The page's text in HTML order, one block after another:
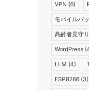
VPN (6)
モバイルバ
高齢者見守り
WordPress
LLM (4)
ESP8266 (3)